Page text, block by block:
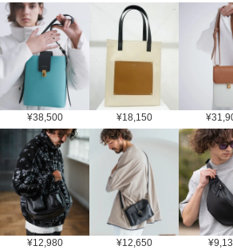
¥38,500 ¥18,150 ¥
¥12,980 ¥12,650 ¥